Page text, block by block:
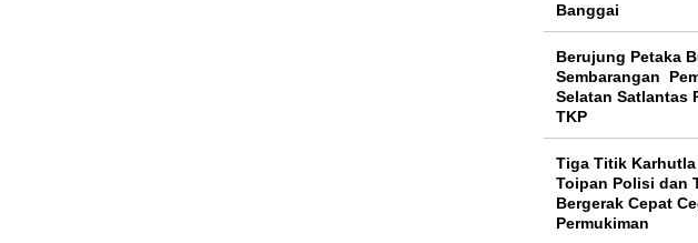
Banggai
Berujung Petaka
Sembarangan
Selatan Satlantas
TKP
Tiga Titik
Toipan Polisi dan
Bergerak Cepat
Permukiman